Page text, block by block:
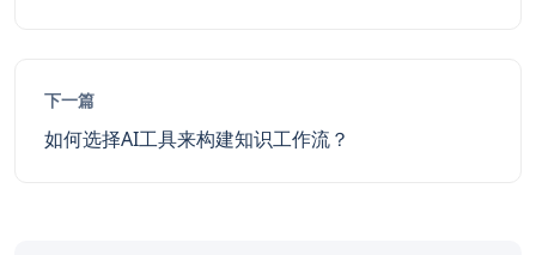
下一篇
如何选择AI工具来构建知识工作流？